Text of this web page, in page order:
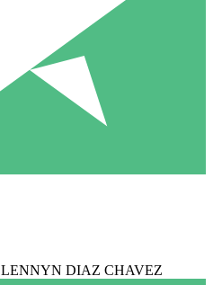
LENNYN DIAZ CHAVEZ